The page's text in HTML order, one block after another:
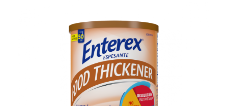
SEGURIDAD Y RESPALDO
TRABAJAR EN MEGALABS